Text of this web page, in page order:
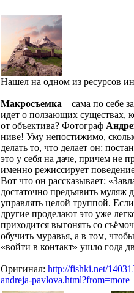
Нашел на одном из ресурсов
Макросъемка – сама по себе
идет о ползающих существах,
от объектива? Фотограф
ниве! Уму непостижимо,
делать то, что делает он:
это у себя на даче, причем не
именно режиссирует
Вот что он рассказывает:
достаточно предъявить
управлять целой труппой.
другие проделают это уже
приходится выгонять со
обучить муравья, а в том,
«войти в контакт» ушло года
Оригинал: http://fishki.net/
andreja-pavlova.html?from=more